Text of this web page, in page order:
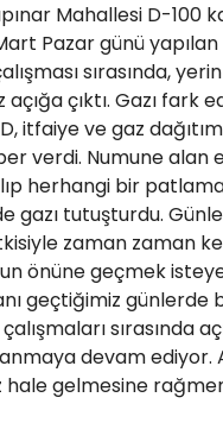
Mahallesi D-100
Pazar günü
sırasında,
çıktı. Gazı fark
itfaiye ve gaz
verdi. Numune alan
herhangi bir
gazı tutuşturdu.
zaman zaman
önüne geçmek
geçtiğimiz günlerde
sırasında
devam ediyor.
gelmesine rağmen